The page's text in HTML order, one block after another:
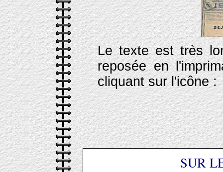
Le texte est très
reposée en
cliquant sur l'icône :
SUR